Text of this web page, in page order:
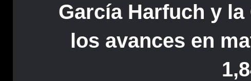
García Harfuch y
los avances en